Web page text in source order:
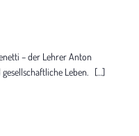
– der Lehrer Anton
Leben. […]